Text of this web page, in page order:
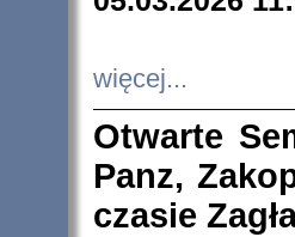
więcej...
Otwarte
Panz,
czasie